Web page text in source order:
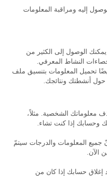
إليه ومراقبة المعلومات
الوصول إلى الكثير من
النشاط المعرفي.
تحميل المعلومات بتنسيق ملف
حول أنشطتك ونتائجك.
معلوماتك الشخصية. مثلاً،
وحسابك إذا كنت تشاء.
المعلومات والدرجات سيتمّ
الآن.
إغلاق حسابك إذا كان من